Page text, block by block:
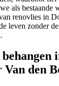
als bestaande
renovlies in
leven zonder
den